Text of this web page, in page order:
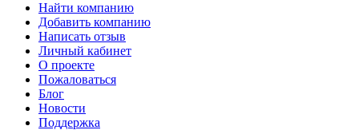
Найти компанию
Добавить компанию
Написать отзыв
Личный кабинет
О проекте
Пожаловаться
Блог
Новости
Поддержка